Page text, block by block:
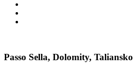
Passo Sella, Dolomity, Taliansko